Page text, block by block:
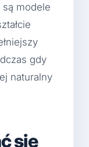
są modele
gdy
naturalny
się